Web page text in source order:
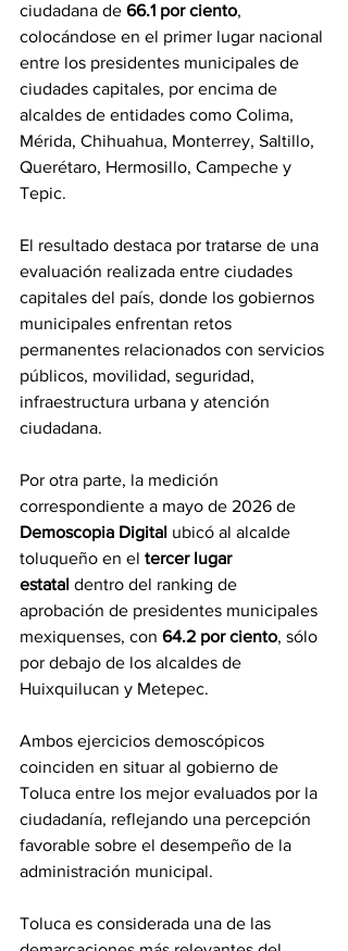
ciudadana de 66.1 por ciento,
colocándose en el primer lugar nacional
entre los presidentes municipales de
ciudades capitales, por encima de
alcaldes de entidades como Colima,
Mérida, Chihuahua, Monterrey, Saltillo,
Querétaro, Hermosillo, Campeche y
Tepic.
El resultado destaca por tratarse de una
evaluación realizada entre ciudades
capitales del país, donde los gobiernos
municipales enfrentan retos
permanentes relacionados con servicios
públicos, movilidad, seguridad,
infraestructura urbana y atención
ciudadana.
Por otra parte, la medición
correspondiente a mayo de 2026 de
Demoscopia Digital ubicó al alcalde
toluqueño en el tercer lugar
estatal dentro del ranking de
aprobación de presidentes municipales
mexiquenses, con 64.2 por ciento, sólo
por debajo de los alcaldes de
Huixquilucan y Metepec.
Ambos ejercicios demoscópicos
coinciden en situar al gobierno de
Toluca entre los mejor evaluados por la
ciudadanía, reflejando una percepción
favorable sobre el desempeño de la
administración municipal.
Toluca es considerada una de las